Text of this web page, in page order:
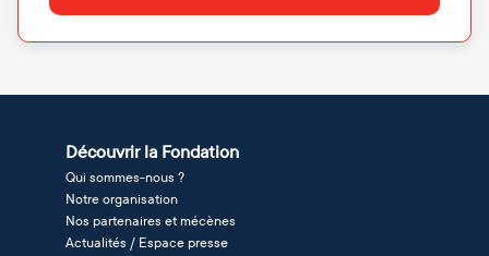
Découvrir la Fondation
Qui sommes-nous ?
Notre organisation
Nos partenaires et mécènes
Actualités / Espace presse